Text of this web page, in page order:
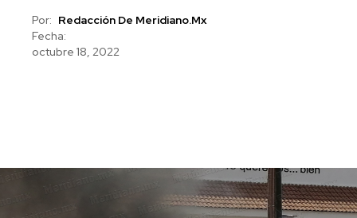
Por: Redacción De Meridiano.mx
Fecha:
octubre 18, 2022